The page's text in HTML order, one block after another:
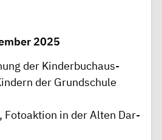
2025
der Kin­derb­uc­haus­
der Grundschule
Fotoa­kti­on in der Al­ten Dar­